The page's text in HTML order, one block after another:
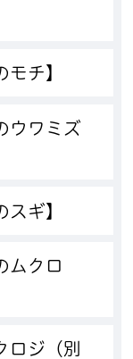
チ】
ウワミズ
ギ】
ムクロ
ロジ（別